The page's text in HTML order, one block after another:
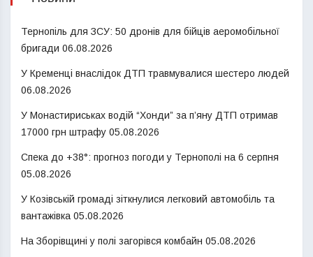
Тернопіль для ЗСУ: 50 дронів для бійців аеромобільної
бригади 06.08.2026
У Кременці внаслідок ДТП травмувалися шестеро людей
06.08.2026
У Монастириськах водій “Хонди” за п’яну ДТП отримав
17000 грн штрафу 05.08.2026
Спека до +38°: прогноз погоди у Тернополі на 6 серпня
05.08.2026
У Козівській громаді зіткнулися легковий автомобіль та
вантажівка 05.08.2026
На Зборівщині у полі загорівся комбайн 05.08.2026